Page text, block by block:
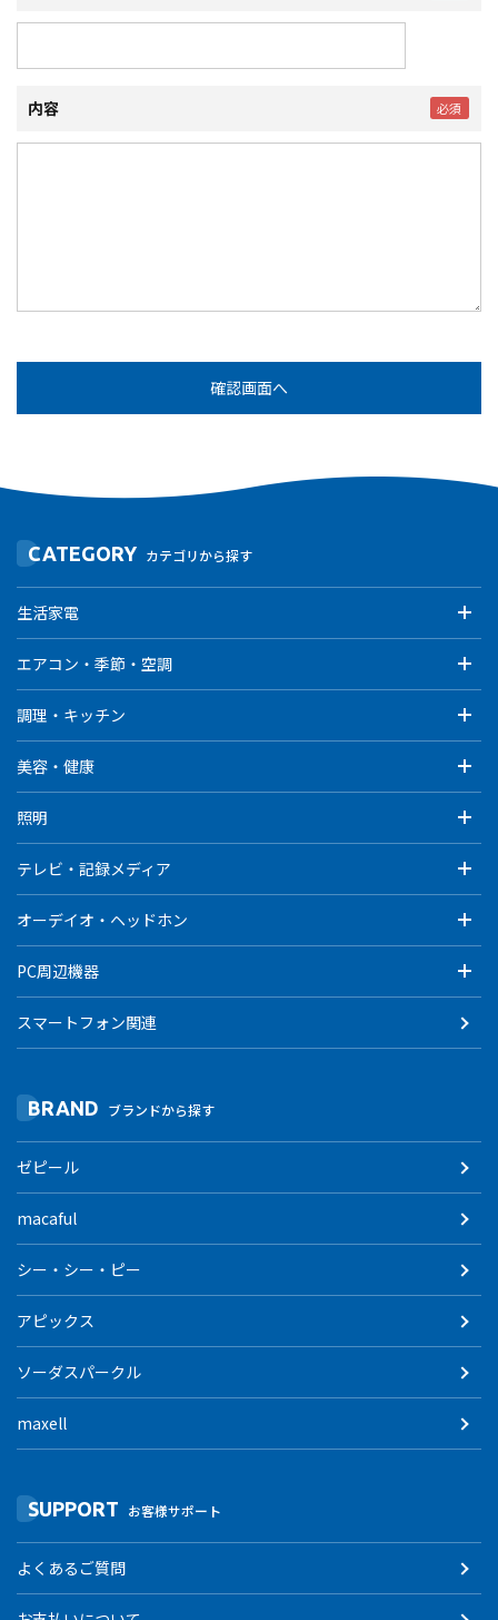
内容
CATEGORY カテゴリから探す
生活家電
エアコン・季節・空調
調理・キッチン
美容・健康
照明
テレビ・記録メディア
オーデイオ・ヘッドホン
PC周辺機器
スマートフォン関連
BRAND ブランドから探す
ゼピール
macaful
シー・シー・ピー
アピックス
ソーダスパークル
maxell
SUPPORT お客様サポート
よくあるご質問